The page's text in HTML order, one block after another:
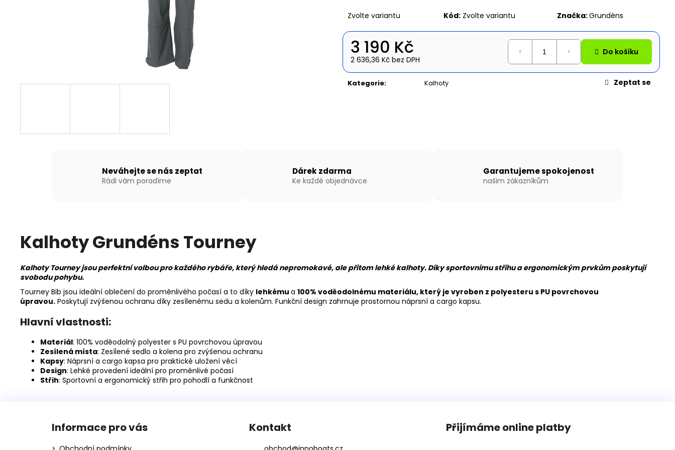
Zvolte variantu Kód: Zvolte variantu Značka:Grundéns
3 190 Kč
2 636,36 Kč bez DPH
Do košíku
Kategorie: Kalhoty Zeptat se
Neváhejte se nás zeptat
Rádi vám poradíme
Dárek zdarma
Ke každé objednávce
Garantujeme spokojenost
našim zákazníkům
Kalhoty Grundéns Tourney
Kalhoty Tourney jsou perfektní volbou pro každého rybáře, který hledá nepromokavé, ale přitom lehké kalhoty. Díky sportovnímu stříhu a ergonomickým prvkům poskytují
svobodu pohybu.
Tourney Bib jsou ideální oblečení do proměnlivého počasí a to díky lehkému a 100% voděodolnému materiálu, který je vyroben z polyesteru s PU povrchovou
úpravou. Poskytují zvýšenou ochranu díky zesílenému sedu a kolenům. Funkční design zahrnuje prostornou náprsní a cargo kapsu.
Hlavní vlastnosti:
Materiál: 100% voděodolný polyester s PU povrchovou úpravou
Zesílená místa: Zesílené sedlo a kolena pro zvýšenou ochranu
Kapsy: Náprsní a cargo kapsa pro praktické uložení věcí
Design: Lehké provedení ideální pro proměnlivé počasí
Střih: Sportovní a ergonomický střih pro pohodlí a funkčnost
NAFUKOVACÍ ČLUN WILLIS BOATS RY-
BD300 V BÍLO-MODRÉ BARVĚ S BD370 V ŠEDO-ŠEDÉ BARVĚ SE
SKLÁDACÍ HLINÍKOVOU PODLAHOU
21 690 Kč
Informace pro vás Kontakt Přijímáme online platby